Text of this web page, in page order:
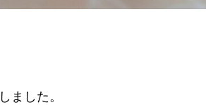
ました。